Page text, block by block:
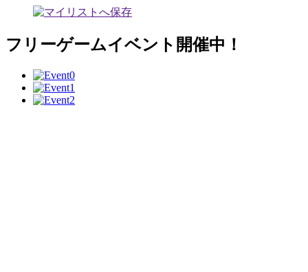
フリーゲームイベント開催中！